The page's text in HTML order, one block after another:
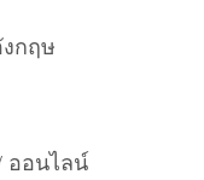
กฤษ
ออนไลน์